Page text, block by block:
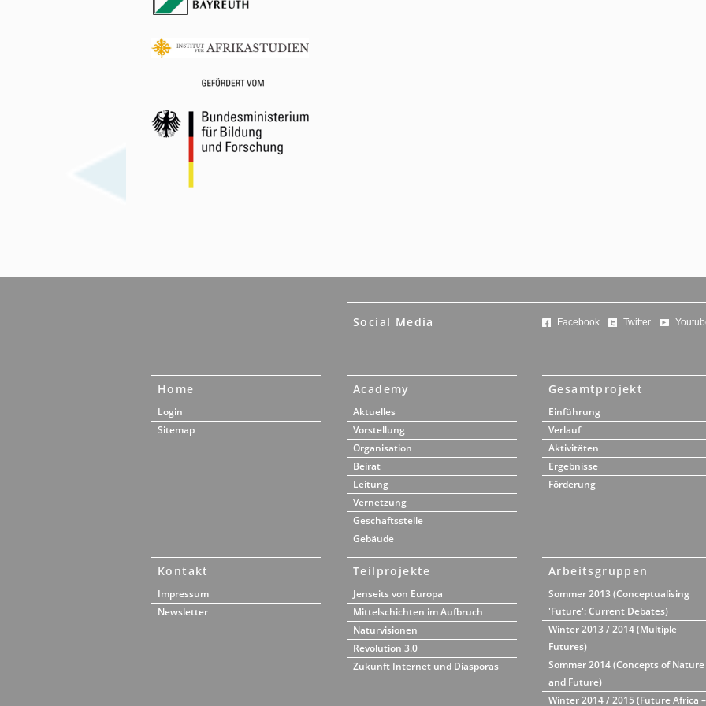
Social Media Facebook Twitter
Home
Login
Sitemap
Academy
Aktuelles
Vorstellung
Organisation
Beirat
Leitung
Vernetzung
Geschäftsstelle
Gebäude
Gesamtprojekt
Einführung
Verlauf
Aktivitäten
Ergebnisse
Förderung
Kontakt
Impressum
Newsletter
Teilprojekte
Jenseits von Europa
Mittelschichten im Aufbruch
Naturvisionen
Revolution 3.0
Zukunft Internet und Diasporas
Arbeitsgruppen
Sommer 2013 (Conceptualising
'Future': Current Debates)
Winter 2013 / 2014 (Multiple
Futures)
Sommer 2014 (Concepts of Nature
and Future)
Winter 2014 / 2015 (Future Africa –